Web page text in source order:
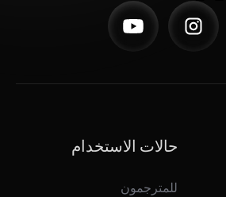
حالات الاستخدام
للمترجمون